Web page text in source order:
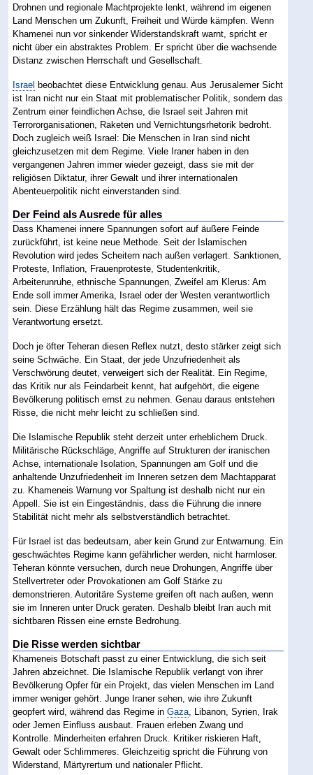
Drohnen und regionale Machtprojekte lenkt, während im eigenen
Land Menschen um Zukunft, Freiheit und Würde kämpfen. Wenn
Khamenei nun vor sinkender Widerstandskraft warnt, spricht er
nicht über ein abstraktes Problem. Er spricht über die wachsende
Distanz zwischen Herrschaft und Gesellschaft.
Israel beobachtet diese Entwicklung genau. Aus Jerusalemer Sicht
ist Iran nicht nur ein Staat mit problematischer Politik, sondern das
Zentrum einer feindlichen Achse, die Israel seit Jahren mit
Terrororganisationen, Raketen und Vernichtungsrhetorik bedroht.
Doch zugleich weiß Israel: Die Menschen in Iran sind nicht
gleichzusetzen mit dem Regime. Viele Iraner haben in den
vergangenen Jahren immer wieder gezeigt, dass sie mit der
religiösen Diktatur, ihrer Gewalt und ihrer internationalen
Abenteuerpolitik nicht einverstanden sind.
Der Feind als Ausrede für alles
Dass Khamenei innere Spannungen sofort auf äußere Feinde
zurückführt, ist keine neue Methode. Seit der Islamischen
Revolution wird jedes Scheitern nach außen verlagert. Sanktionen,
Proteste, Inflation, Frauenproteste, Studentenkritik,
Arbeiterunruhe, ethnische Spannungen, Zweifel am Klerus: Am
Ende soll immer Amerika, Israel oder der Westen verantwortlich
sein. Diese Erzählung hält das Regime zusammen, weil sie
Verantwortung ersetzt.
Doch je öfter Teheran diesen Reflex nutzt, desto stärker zeigt sich
seine Schwäche. Ein Staat, der jede Unzufriedenheit als
Verschwörung deutet, verweigert sich der Realität. Ein Regime,
das Kritik nur als Feindarbeit kennt, hat aufgehört, die eigene
Bevölkerung politisch ernst zu nehmen. Genau daraus entstehen
Risse, die nicht mehr leicht zu schließen sind.
Die Islamische Republik steht derzeit unter erheblichem Druck.
Militärische Rückschläge, Angriffe auf Strukturen der iranischen
Achse, internationale Isolation, Spannungen am Golf und die
anhaltende Unzufriedenheit im Inneren setzen dem Machtapparat
zu. Khameneis Warnung vor Spaltung ist deshalb nicht nur ein
Appell. Sie ist ein Eingeständnis, dass die Führung die innere
Stabilität nicht mehr als selbstverständlich betrachtet.
Für Israel ist das bedeutsam, aber kein Grund zur Entwarnung. Ein
geschwächtes Regime kann gefährlicher werden, nicht harmloser.
Teheran könnte versuchen, durch neue Drohungen, Angriffe über
Stellvertreter oder Provokationen am Golf Stärke zu
demonstrieren. Autoritäre Systeme greifen oft nach außen, wenn
sie im Inneren unter Druck geraten. Deshalb bleibt Iran auch mit
sichtbaren Rissen eine ernste Bedrohung.
Die Risse werden sichtbar
Khameneis Botschaft passt zu einer Entwicklung, die sich seit
Jahren abzeichnet. Die Islamische Republik verlangt von ihrer
Bevölkerung Opfer für ein Projekt, das vielen Menschen im Land
immer weniger gehört. Junge Iraner sehen, wie ihre Zukunft
geopfert wird, während das Regime inGaza , Libanon, Syrien, Irak
oder Jemen Einfluss ausbaut. Frauen erleben Zwang und
Kontrolle. Minderheiten erfahren Druck. Kritiker riskieren Haft,
Gewalt oder Schlimmeres. Gleichzeitig spricht die Führung von
Widerstand, Märtyrertum und nationaler Pflicht.